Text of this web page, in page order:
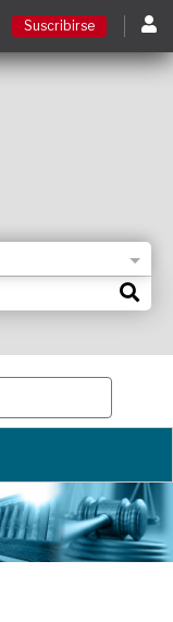
Suscribirse